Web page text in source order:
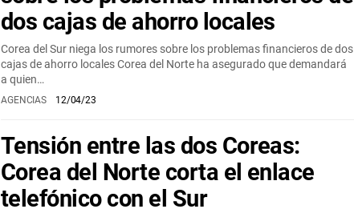
dos cajas de ahorro locales
Corea del Sur niega los rumores sobre los problemas financieros de dos
cajas de ahorro locales Corea del Norte ha asegurado que demandará
a quien…
AGENCIAS 12/04/23
Tensión entre las dos Coreas:
Corea del Norte corta el enlace
telefónico con el Sur